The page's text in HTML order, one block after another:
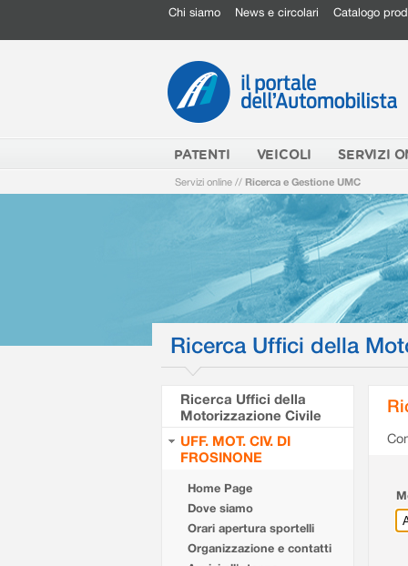
Chi siamo News e circolari Catalogo
PATENTI VEICOLI SERVIZI
Servizi online // Ricerca e Gestione UMC
Ricerca Uffici della
Ricerca Uffici della
Motorizzazione Civile
UFF. MOT. CIV. DI
FROSINONE
Home Page
Dove siamo
Orari apertura sportelli
Organizzazione e contatti